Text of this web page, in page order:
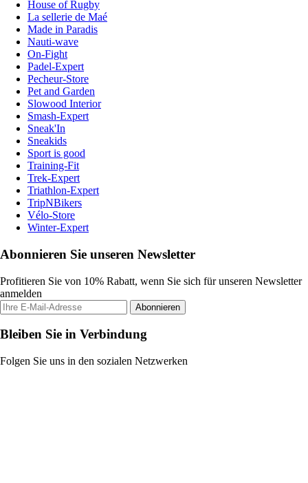
House of Rugby
La sellerie de Maé
Made in Paradis
Nauti-wave
On-Fight
Padel-Expert
Pecheur-Store
Pet and Garden
Slowood Interior
Smash-Expert
Sneak'In
Sneakids
Sport is good
Training-Fit
Trek-Expert
Triathlon-Expert
TripNBikers
Vélo-Store
Winter-Expert
Abonnieren Sie unseren Newsletter
Profitieren Sie von 10% Rabatt, wenn Sie sich für unseren Newsletter
anmelden
Abonnieren
Bleiben Sie in Verbindung
Folgen Sie uns in den sozialen Netzwerken